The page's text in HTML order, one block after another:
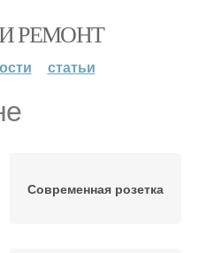
РЕМОНТ
статьи
Современная розетка